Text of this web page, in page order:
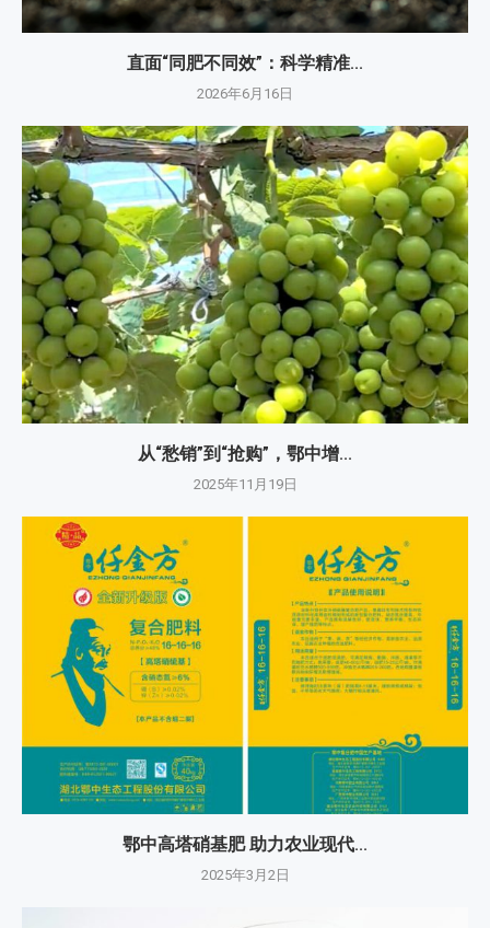
直面“同肥不同效”：科学精准...
2026年6月16日
从“愁销”到“抢购”，鄂中增...
2025年11月19日
鄂中高塔硝基肥 助力农业现代...
2025年3月2日